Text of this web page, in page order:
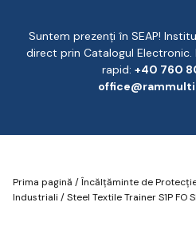
Suntem prezenți în SEAP!
direct prin Catalogul
rapid: ‪+40 760
Prima pagină /Încălțăminte de
Industriali / Steel Textile Trainer S1P FO